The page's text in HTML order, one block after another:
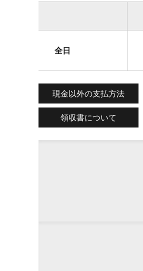
全日
現金以外の支払方法
領収書について